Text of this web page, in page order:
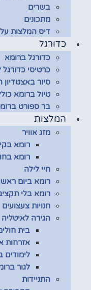
בשרים
מתכונים
דיס המלצות
כדורגל
כדורגל ברומא
כרטיסי
סיור
טיול ברומא
בר ספורט
המלצות
מזג אוויר
רומא
רומא
חיי לילה
רומא ביום
רומא בלי
חנויות צעצועים
הגירה לאיטליה
בית
אזרחות
לימודים
לגור
התניידות